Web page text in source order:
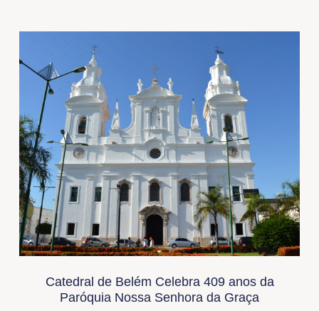
Catedral de Belém Celebra 409 anos da
Paróquia Nossa Senhora da Graça